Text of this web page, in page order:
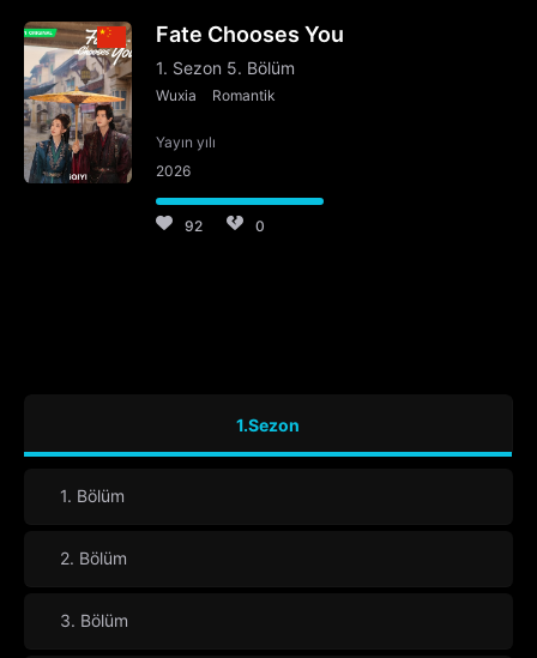
Fate Chooses You
1. Sezon 5. Bölüm
Wuxia Romantik
Yayın yılı
2026
92 0
1.Sezon
1. Bölüm
2. Bölüm
3. Bölüm